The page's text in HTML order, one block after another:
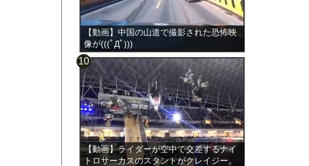
【動画】中国の山道で撮影された恐怖映
像が(((ﾟДﾟ)))
【動画】ライダーが空中で交差するナイ
トロサーカスのスタントがクレイジー。